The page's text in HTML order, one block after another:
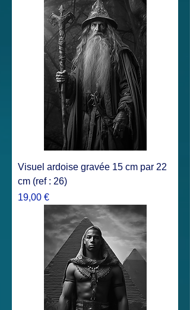
Visuel ardoise gravée 15 cm par 22
cm (ref : 26)
Prix
19,00 €